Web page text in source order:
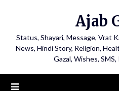
Ajab
Status, Shayari, Message, Vrat
News, Hindi Story, Religion,
Gazal, Wishes,